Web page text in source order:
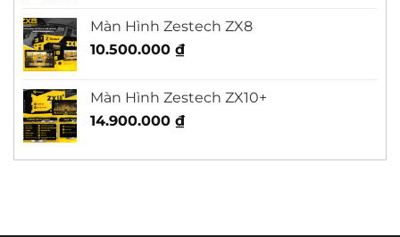
Màn Hình Zestech ZX8
10.500.000 ₫
Màn Hình Zestech ZX10+
14.900.000 ₫